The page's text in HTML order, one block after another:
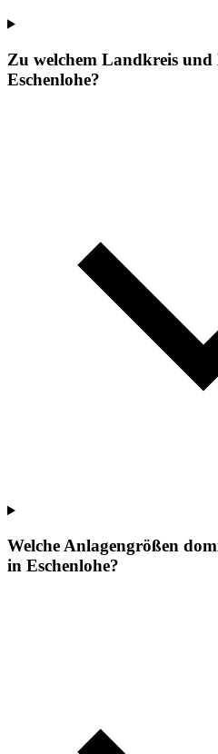
Zu welchem Landkreis und
Eschenlohe?
Welche Anlagengrößen
in Eschenlohe?